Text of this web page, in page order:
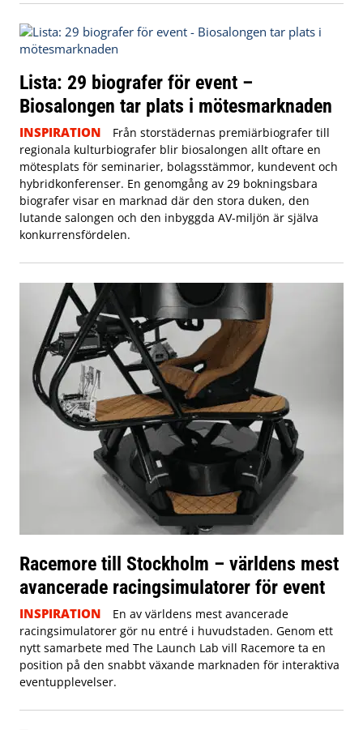
Lista: 29 biografer för event –
Biosalongen tar plats i mötesmarknaden
INSPIRATION
Från storstädernas premiärbiografer till
regionala kulturbiografer blir biosalongen allt oftare en
mötesplats för seminarier, bolagsstämmor, kundevent och
hybridkonferenser. En genomgång av 29 bokningsbara
biografer visar en marknad där den stora duken, den
lutande salongen och den inbyggda AV-miljön är själva
konkurrensfördelen.
Racemore till Stockholm – världens mest
avancerade racingsimulatorer för event
INSPIRATION
En av världens mest avancerade
racingsimulatorer gör nu entré i huvudstaden. Genom ett
nytt samarbete med The Launch Lab vill Racemore ta en
position på den snabbt växande marknaden för interaktiva
eventupplevelser.